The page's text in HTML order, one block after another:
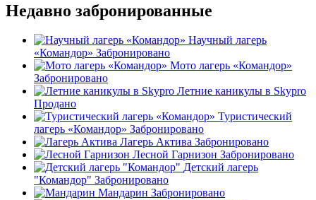
Недавно забронированные
Научный лагерь
«Командор» Забронировано
Мото лагерь «Командор»
Забронировано
Летние каникулы в Skypro
Продано
Туристический
лагерь «Командор» Забронировано
Лагерь Актива Забронировано
Лесной Гарнизон Забронировано
Детский лагерь
"Командор" Забронировано
Мандарин Забронировано